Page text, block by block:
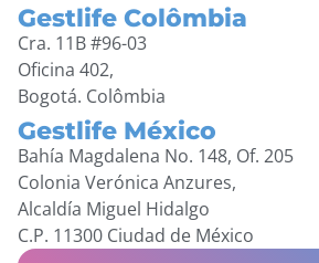
Gestlife Colômbia
Cra. 11B #96-03
Oficina 402,
Bogotá. Colômbia
Gestlife México
Bahía Magdalena No. 148, Of. 205
Colonia Verónica Anzures,
Alcaldía Miguel Hidalgo
C.P. 11300 Ciudad de México